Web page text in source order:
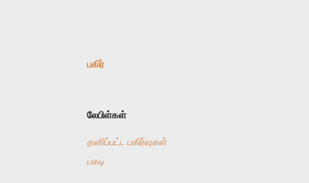
பகிர்
லேபிள்கள்
தனிப்பட்ட பகிர்வுகள்
பகடி